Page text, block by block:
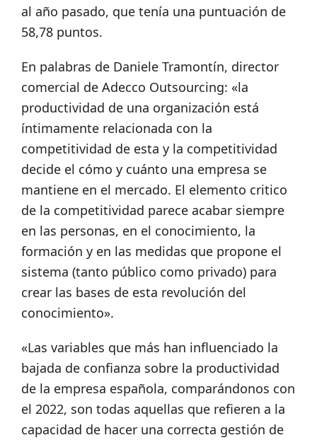
al año pasado, que tenía una puntuación de
58,78 puntos.
En palabras de Daniele Tramontín, director
comercial de Adecco Outsourcing: «la
productividad de una organización está
íntimamente relacionada con la
competitividad de esta y la competitividad
decide el cómo y cuánto una empresa se
mantiene en el mercado. El elemento critico
de la competitividad parece acabar siempre
en las personas, en el conocimiento, la
formación y en las medidas que propone el
sistema (tanto público como privado) para
crear las bases de esta revolución del
conocimiento».
«Las variables que más han influenciado la
bajada de confianza sobre la productividad
de la empresa española, comparándonos con
el 2022, son todas aquellas que refieren a la
capacidad de hacer una correcta gestión de